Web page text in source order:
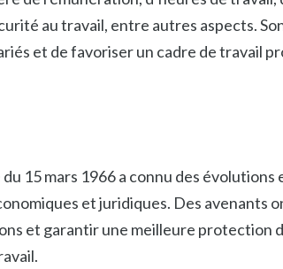
au travail, entre autres aspects.
et de favoriser un cadre de travail
15 mars 1966 a connu des évolutions
et juridiques. Des avenants
et garantir une meilleure protection